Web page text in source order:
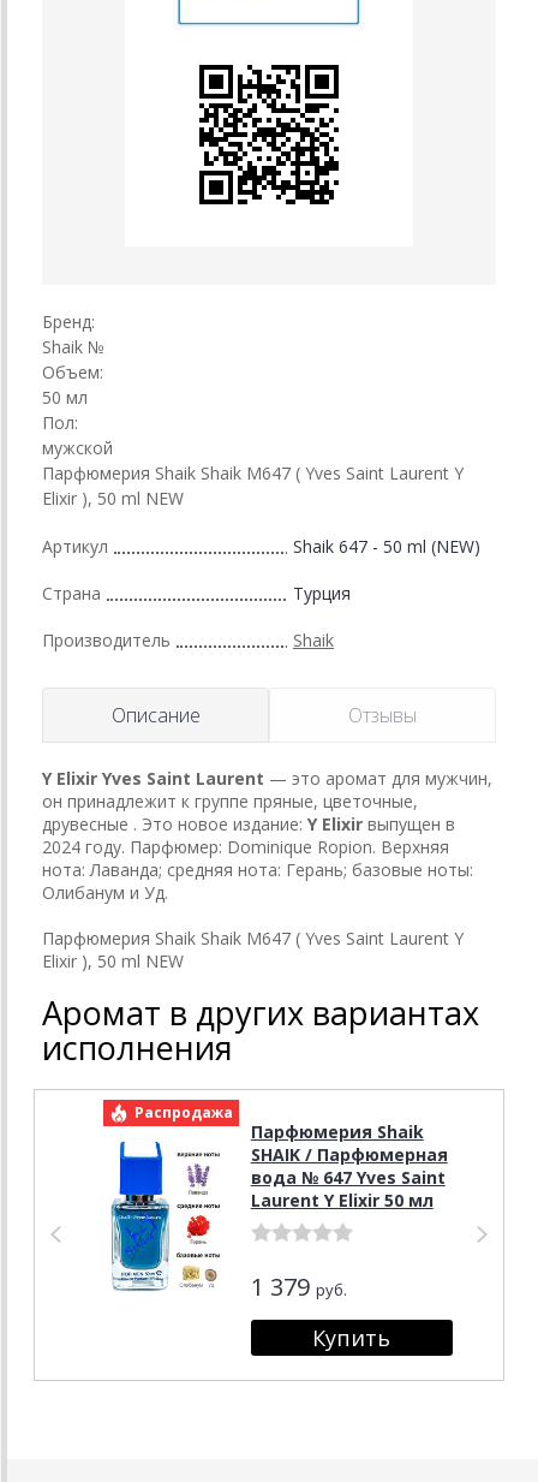
Бренд:
Shaik №
Объем:
50 мл
Пол:
мужской
Парфюмерия Shaik Shaik M647 ( Yves Saint Laurent Y
Elixir ), 50 ml NEW
Артикул Shaik 647 - 50 ml (NEW)
Страна Турция
Производитель Shaik
Описание Отзывы
Y Elixir Yves Saint Laurent — это аромат для мужчин,
он принадлежит к группе пряные, цветочные,
друвесные . Это новое издание: Y Elixir выпущен в
2024 году. Парфюмер: Dominique Ropion. Верхняя
нота: Лаванда; средняя нота: Герань; базовые ноты:
Олибанум и Уд.
Парфюмерия Shaik Shaik M647 ( Yves Saint Laurent Y
Elixir ), 50 ml NEW
Аромат в других вариантах
исполнения
Распродажа
Парфюмерия Shaik
SHAIK / Парфюмерная
вода № 647 Yves Saint
Laurent Y Elixir 50 мл
1 379 руб.